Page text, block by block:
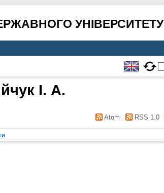
УНІВЕРСИТЕТУ
І. А.
Atom RSS 1.0